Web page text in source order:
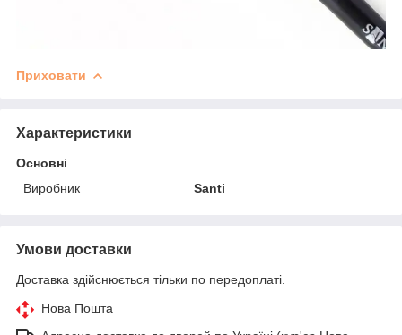
Приховати
Характеристики
Основні
Виробник
Santi
Умови доставки
Доставка здійснюється тільки по передоплаті.
Нова Пошта